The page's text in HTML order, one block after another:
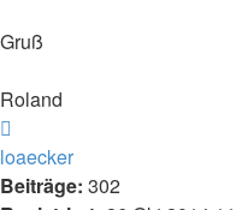
Gruß
Roland
oben
loaecker
Beiträge: 302